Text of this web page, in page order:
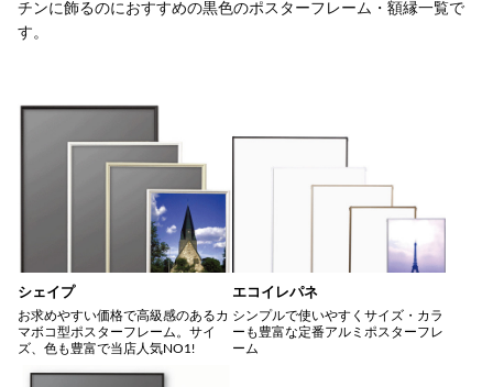
チンに飾るのにおすすめの黒色のポスターフレーム・額縁一覧で
す。
シェイプ
お求めやすい価格で高級感のあるカ
マボコ型ポスターフレーム。サイ
ズ、色も豊富で当店人気NO1!
エコイレパネ
シンプルで使いやすくサイズ・カラ
ーも豊富な定番アルミポスターフレ
ーム